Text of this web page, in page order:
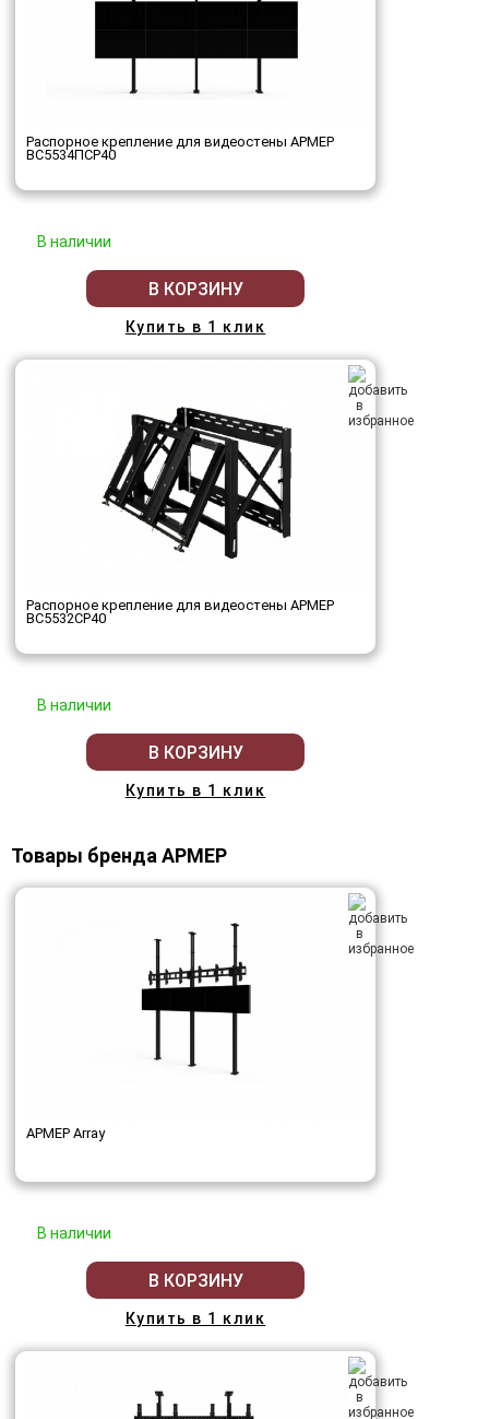
Распорное крепление для видеостены АРМЕР
ВС5534ПСР40
В наличии
В КОРЗИНУ
Купить в 1 клик
Распорное крепление для видеостены АРМЕР
ВС5532СР40
В наличии
В КОРЗИНУ
Купить в 1 клик
Товары бренда АРМЕР
АРМЕР Array
В наличии
В КОРЗИНУ
Купить в 1 клик